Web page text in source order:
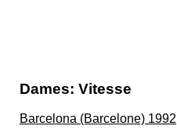
Dames: Vitesse
Barcelona (Barcelone) 1992